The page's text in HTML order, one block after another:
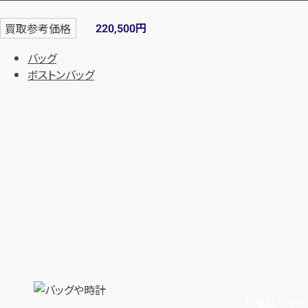
買取参考価格 220,500円
バッグ
ボストンバッグ